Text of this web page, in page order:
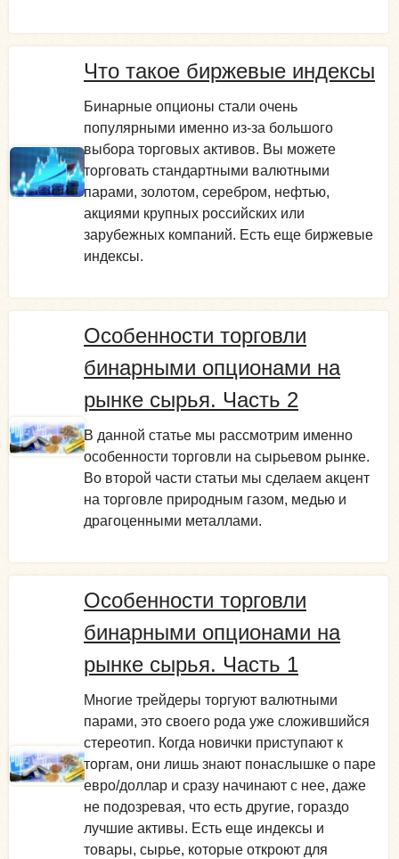
Что такое биржевые индексы
Бинарные опционы стали очень
популярными именно из-за большого
выбора торговых активов. Вы можете
торговать стандартными валютными
парами, золотом, серебром, нефтью,
акциями крупных российских или
зарубежных компаний. Есть еще биржевые
индексы.
Особенности торговли
бинарными опционами на
рынке сырья. Часть 2
В данной статье мы рассмотрим именно
особенности торговли на сырьевом рынке.
Во второй части статьи мы сделаем акцент
на торговле природным газом, медью и
драгоценными металлами.
Особенности торговли
бинарными опционами на
рынке сырья. Часть 1
Многие трейдеры торгуют валютными
парами, это своего рода уже сложившийся
стереотип. Когда новички приступают к
торгам, они лишь знают понаслышке о паре
евро/доллар и сразу начинают с нее, даже
не подозревая, что есть другие, гораздо
лучшие активы. Есть еще индексы и
товары, сырье, которые откроют для